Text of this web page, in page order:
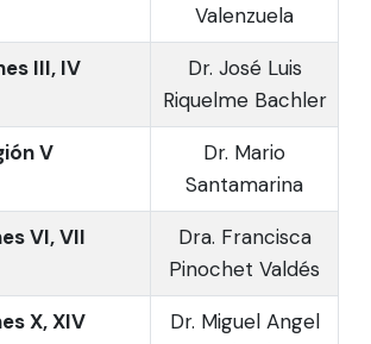
Valenzuela
III, IV
Dr. José Luis
Riquelme Bachler
V
Dr. Mario
Santamarina
VI, VII
Dra. Francisca
Pinochet Valdés
X, XIV
Dr. Miguel Angel